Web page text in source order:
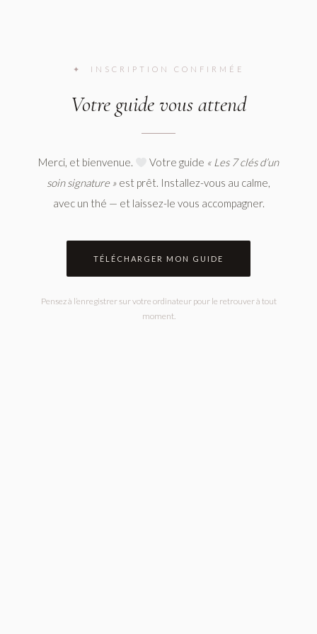
✦ INSCRIPTION CONFIRMÉE
Votre guide vous attend
Merci, et bienvenue. Votre guide « Les 7 clés d’un
soin signature » est prêt. Installez-vous au calme,
avec un thé — et laissez-le vous accompagner.
TÉLÉCHARGER MON GUIDE
Pensez à l’enregistrer sur votre ordinateur pour le retrouver à tout
moment.